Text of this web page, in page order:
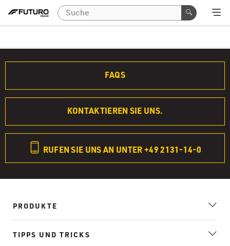
FAQS
KONTAKTIEREN SIE UNS.
RUFEN SIE UNS AN UNTER +49 2131-14-0
PRODUKTE
TIPPS UND TRICKS